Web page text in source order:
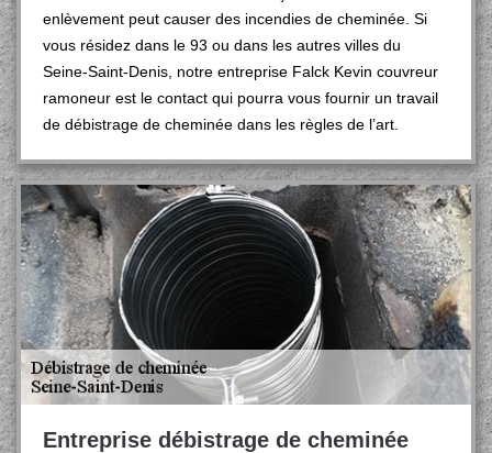
enlèvement peut causer des incendies de cheminée. Si
vous résidez dans le 93 ou dans les autres villes du
Seine-Saint-Denis, notre entreprise Falck Kevin couvreur
ramoneur est le contact qui pourra vous fournir un travail
de débistrage de cheminée dans les règles de l’art.
Entreprise débistrage de cheminée